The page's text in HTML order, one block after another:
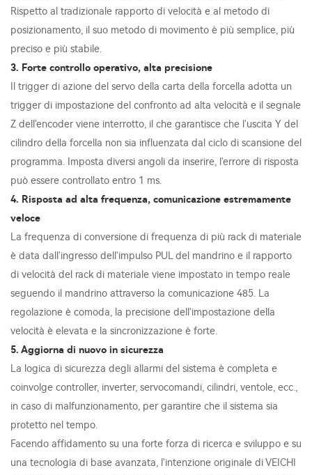
Rispetto al tradizionale rapporto di velocità e al metodo di
posizionamento, il suo metodo di movimento è più semplice, più
preciso e più stabile.
3. Forte controllo operativo, alta precisione
Il trigger di azione del servo della carta della forcella adotta un
trigger di impostazione del confronto ad alta velocità e il segnale
Z dell'encoder viene interrotto, il che garantisce che l'uscita Y del
cilindro della forcella non sia influenzata dal ciclo di scansione del
programma. Imposta diversi angoli da inserire, l'errore di risposta
può essere controllato entro 1 ms.
4. Risposta ad alta frequenza, comunicazione estremamente
veloce
La frequenza di conversione di frequenza di più rack di materiale
è data dall'ingresso dell'impulso PUL del mandrino e il rapporto
di velocità del rack di materiale viene impostato in tempo reale
seguendo il mandrino attraverso la comunicazione 485. La
regolazione è comoda, la precisione dell'impostazione della
velocità è elevata e la sincronizzazione è forte.
5. Aggiorna di nuovo in sicurezza
La logica di sicurezza degli allarmi del sistema è completa e
coinvolge controller, inverter, servocomandi, cilindri, ventole, ecc.,
in caso di malfunzionamento, per garantire che il sistema sia
protetto nel tempo.
Facendo affidamento su una forte forza di ricerca e sviluppo e su
una tecnologia di base avanzata, l'intenzione originale di VEICHI